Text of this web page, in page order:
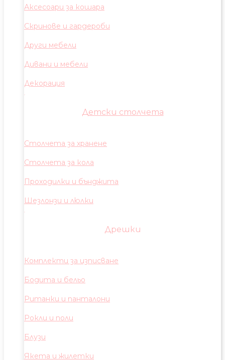
Аксесоари за кошара
Скринове и гардероби
Други мебели
Дивани и мебели
Декорация
Детски столчета
Столчета за хранене
Столчета за кола
Проходилки и бънджита
Шезлонзи и люлки
Дрешки
Комплекти за изписване
Бодита и бельо
Ританки и панталони
Рокли и поли
Блузи
Якета и жилетки